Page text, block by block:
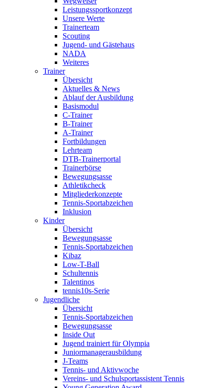
Leistungssportkonzept
Unsere Werte
Trainerteam
Scouting
Jugend- und Gästehaus
NADA
Weiteres
Trainer
Übersicht
Aktuelles & News
Ablauf der Ausbildung
Basismodul
C-Trainer
B-Trainer
A-Trainer
Fortbildungen
Lehrteam
DTB-Trainerportal
Trainerbörse
Bewegungsasse
Athletikcheck
Mitgliederkonzepte
Tennis-Sportabzeichen
Inklusion
Kinder
Übersicht
Bewegungsasse
Tennis-Sportabzeichen
Kibaz
Low-T-Ball
Schultennis
Talentinos
tennis10s-Serie
Jugendliche
Übersicht
Tennis-Sportabzeichen
Bewegungsasse
Inside Out
Jugend trainiert für Olympia
Juniormanagerausbildung
J-Teams
Tennis- und Aktivwoche
Vereins- und Schulsportassistent Tennis